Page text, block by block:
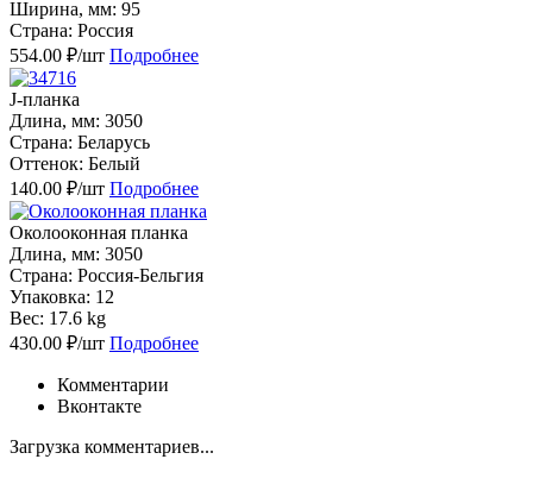
Ширина, мм: 95
Страна: Россия
554.00 ₽/шт Подробнее
J-планка
Длина, мм: 3050
Страна: Белaрусь
Оттенок: Белый
140.00 ₽/шт Подробнее
Околооконная планка
Длина, мм: 3050
Страна: Россия-Бельгия
Упаковка: 12
Вес: 17.6 kg
430.00 ₽/шт Подробнее
Комментарии
Вконтакте
Загрузка комментариев...